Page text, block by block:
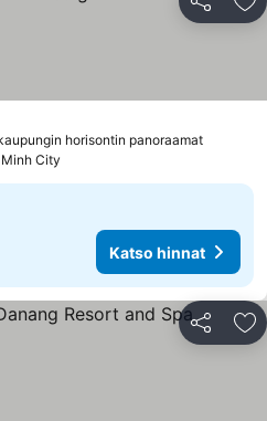
Jaa
horisontin panoraamatKatso
hinnat
City
Katso hinnat
Jaa